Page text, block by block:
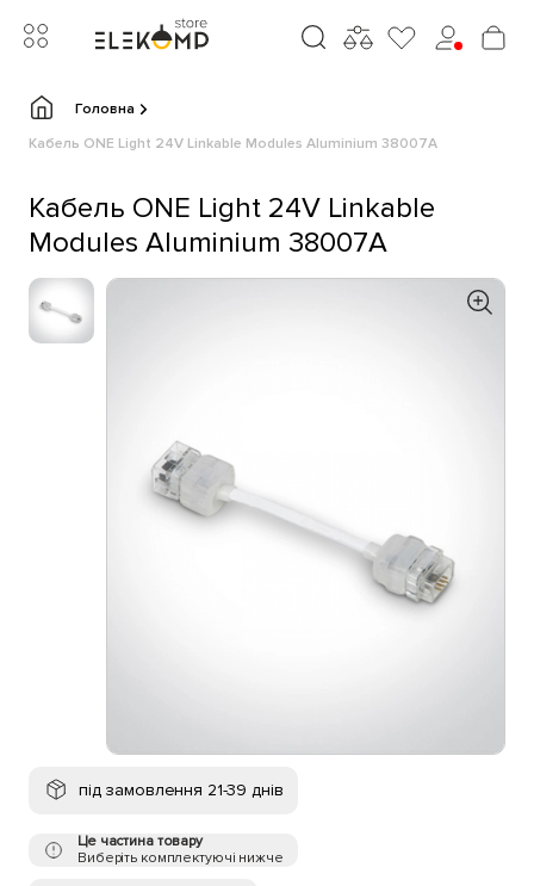
Головна
Кабель ONE Light 24V Linkable Modules Aluminium 38007A
Кабель ONE Light 24V Linkable
Modules Aluminium 38007A
під замовлення 21-39 днів
Це частина товару
Виберіть комплектуючі нижче